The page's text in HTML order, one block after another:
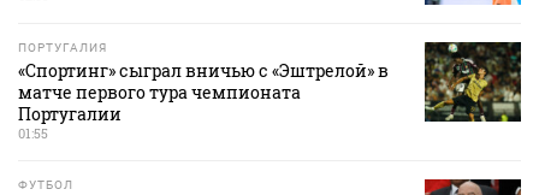
ПОРТУГАЛИЯ
«Спортинг» сыграл вничью с «Эштрелой» в
матче первого тура чемпионата
Португалии
01:55
ФУТБОЛ